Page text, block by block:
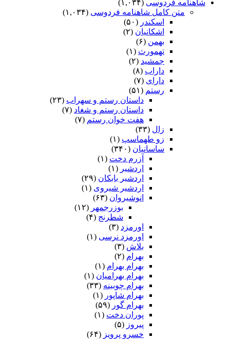
شاهنامه فردوسی (۱,۰۳۴)
متن کامل شاهنامه فردوسی (۱,۰۳۴)
اسکندر (۵۰)
اشکانیان (۲)
بهمن (۶)
تهمورث (۱)
جمشید (۲)
داراب (۸)
دارای (۷)
رستم (۵۱)
داستان رستم و سهراب (۲۳)
داستان رستم و شغاد (۷)
هفت خوان رستم‏ (۷)
زال (۳۳)
زو طهماسپ‏ (۱)
ساسانیان (۳۴۰)
آزرم دخت (۱)
اردشیر (۱)
اردشیر بابکان (۲۹)
اردشیر شیروی (۱)
انوشیروان (۶۳)
بوزرجمهر (۱۲)
شطرنج (۴)
اورمزد (۳)
اورمزد نرسى‏ (۱)
بلاش (۳)
بهرام (۲)
بهرام بهرام (۱)
بهرام بهرامیان‏ (۱)
بهرام چوبینه (۳۳)
بهرام شاپور (۱)
بهرام گور (۵۹)
پوران دخت (۱)
پیروز (۵)
خسرو پرویز (۶۴)